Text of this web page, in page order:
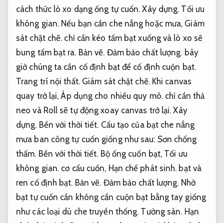
cách thức lò xo dạng ống tự cuốn.Xây dựng. Tối ưu
không gian. Nếu bạn cần che nắng hoặc mưa, Giám
sát chặt chẽ. chỉ cần kéo tấm bạt xuống và lò xo sẽ ​​
bung tấm bạt ra. Bản vẽ. Đảm bảo chất lượng. bây
giờ chúng ta cần cố định bạt để cố định cuộn bạt.
Trang trí nội thất. Giám sát chặt chẽ.Khi canvas
quay trở lại, Áp dụng cho nhiều quy mô.chỉ cần thả
neo và Roll sẽ tự động xoay canvas trở lại.Xây
dựng. Bền với thời tiết. Cấu tạo của bạt che nắng
mưa ban công tự cuốn giống như sau: Sơn chống
thấm. Bền với thời tiết. Bộ ống cuốn bạt, Tối ưu
không gian. cơ cấu cuốn, Hạn chế phát sinh. bạt và
ren cố định bạt. Bản vẽ. Đảm bảo chất lượng. Nhờ
bạt tự cuốn cần không cần cuộn bạt bằng tay giống
như các loại dù che truyền thống. Tường sàn. Hạn